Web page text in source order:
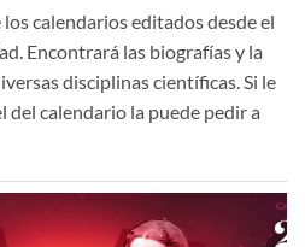
calendarios editados desde el
Encontrará las biografías y la
disciplinas científicas. Si le
del calendario la puede pedir a